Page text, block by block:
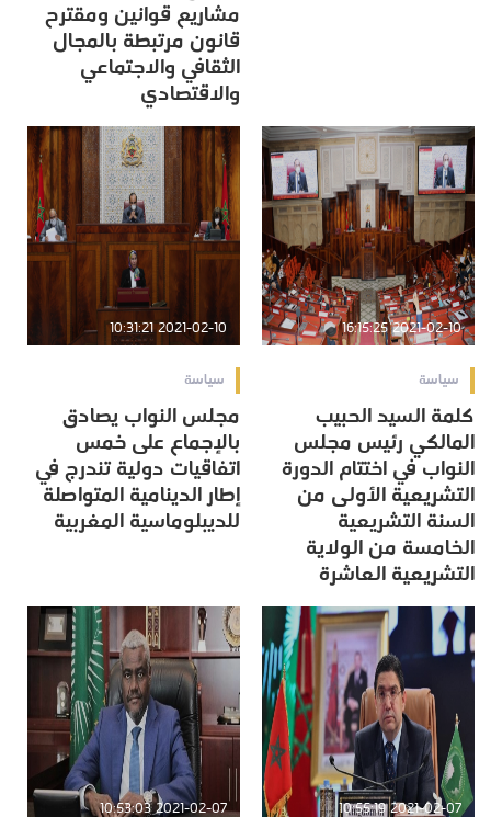
مشاريع قوانين ومقترح
قانون مرتبطة بالمجال
الثقافي والاجتماعي
والاقتصادي
2021-02-10 16:15:25
سياسة
كلمة السيد الحبيب
المالكي رئيس مجلس
النواب في اختتام الدورة
التشريعية الأولى من
السنة التشريعية
الخامسة من الولاية
التشريعية العاشرة
2021-02-10 10:31:21
سياسة
مجلس النواب يصادق
بالإجماع على خمس
اتفاقيات دولية تندرج في
إطار الدينامية المتواصلة
للديبلوماسية المغربية
2021-02-07 10:55:19
2021-02-07 10:53:03